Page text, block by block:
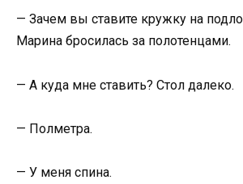
— Зачем вы ставите кружку на
Марина бросилась за полотенцами.
— А куда мне ставить? Стол далеко.
— Полметра.
— У меня спина.